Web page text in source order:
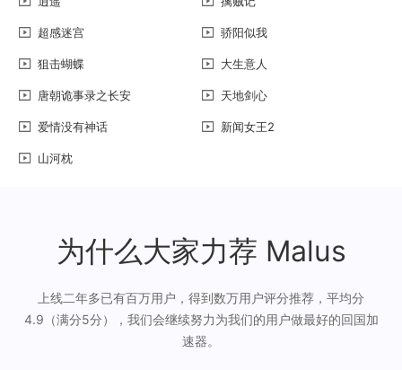
超感迷宫 骄阳似我
狙击蝴蝶 大生意人
唐朝诡事录之长安 天地剑心
爱情没有神话 新闻女王2
山河枕
为什么大家力荐 Malus
上线二年多已有百万用户，得到数万用户评分推荐，平均分
4.9（满分5分），我们会继续努力为我们的用户做最好的回国加
速器。